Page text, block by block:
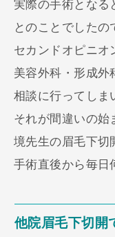
実際の手術となる
とのことでしたの
セカンドオピニオ
美容外科・形成外
相談に行ってしま
それが間違いの始
境先生の眉毛下切
手術直後から毎日
他院眉毛下切開